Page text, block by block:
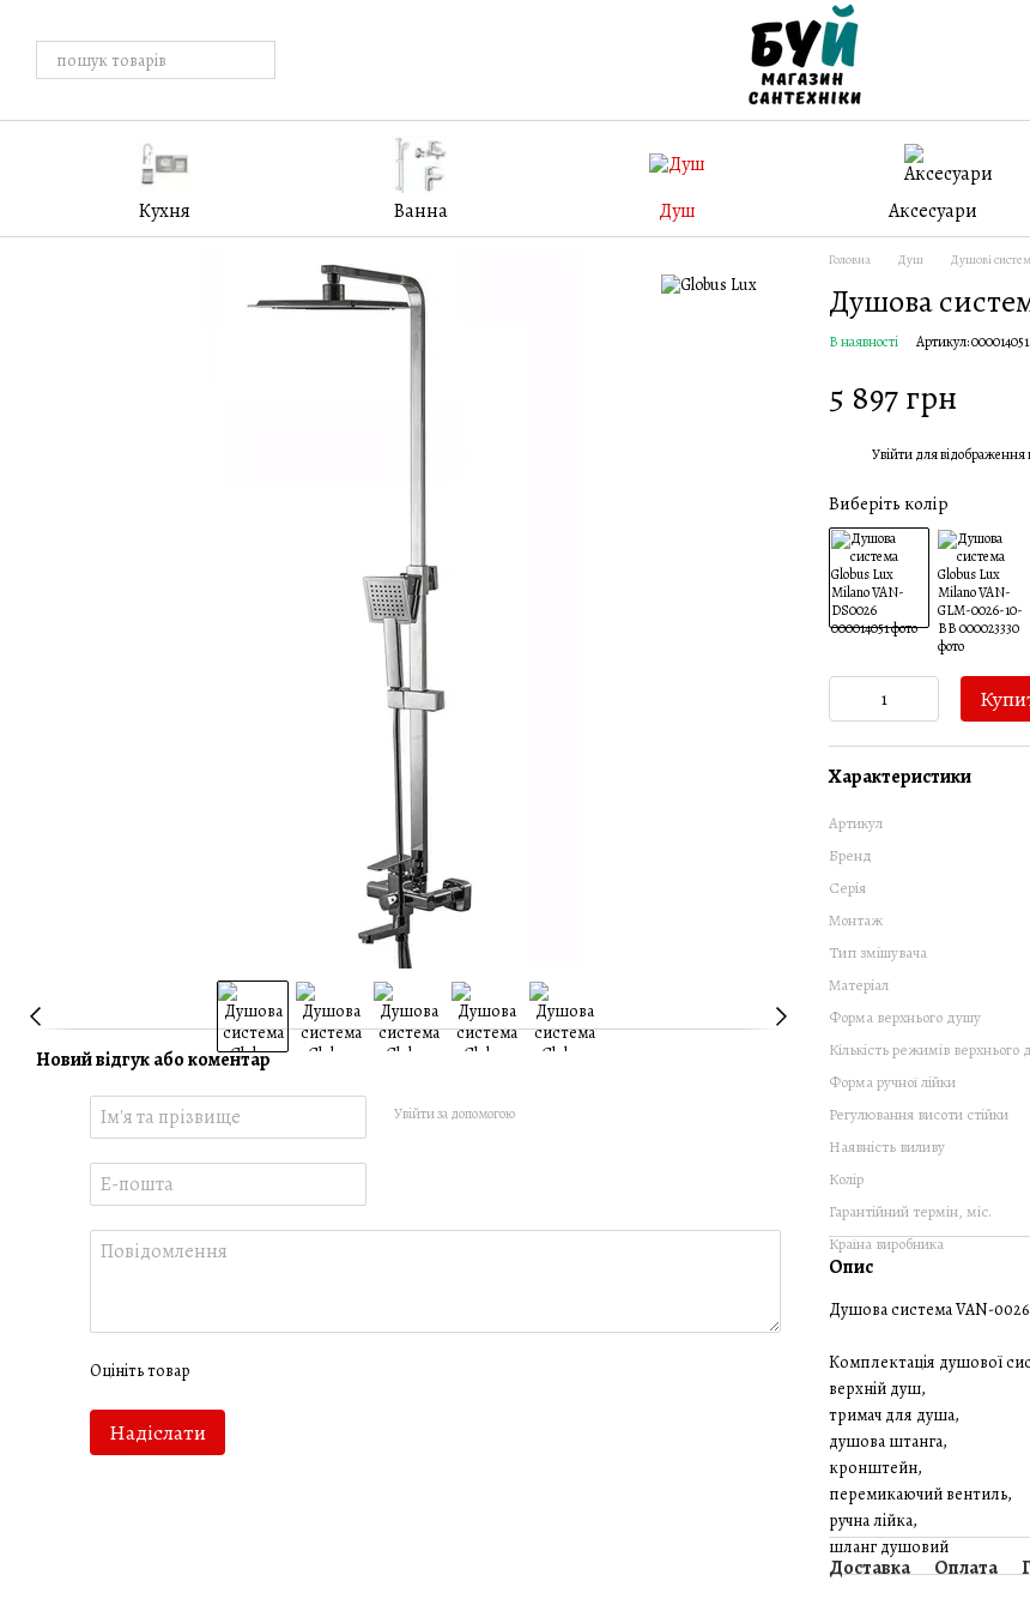
Кухня Ванна Душ Аксесуари
Новий відгук або коментар
Увійти за допомогою
Оцініть товар
Надіслати
Головна Душ Душові
Душова
В наявності Артикул: 000014051
5 897 грн
Увійтидля відображення
Виберіть колір
Характеристики
Артикул
Бренд
Серія
Монтаж
Тип змішувача
Матеріал
Форма верхнього душу
Кількість режимів верхнього
Форма ручної лійки
Регулювання висоти стійки
Наявність виливу
Колір
Гарантійний термін, міс.
Країна виробника
Опис
Душова система VAN-
Комплектація душової
верхній душ,
тримач для душа,
душова штанга,
кронштейн,
перемикаючий вентиль,
ручна лійка,
шланг душовий
Доставка Оплата